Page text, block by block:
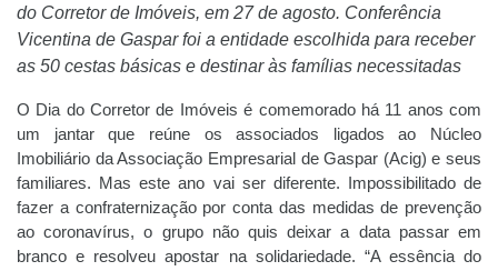
do Corretor de Imóveis, em 27 de agosto. Conferência
Vicentina de Gaspar foi a entidade escolhida para receber
as 50 cestas básicas e destinar às famílias necessitadas
O Dia do Corretor de Imóveis é comemorado há 11 anos com
um jantar que reúne os associados ligados ao Núcleo
Imobiliário da Associação Empresarial de Gaspar (Acig) e seus
familiares. Mas este ano vai ser diferente. Impossibilitado de
fazer a confraternização por conta das medidas de prevenção
ao coronavírus, o grupo não quis deixar a data passar em
branco e resolveu apostar na solidariedade. “A essência do